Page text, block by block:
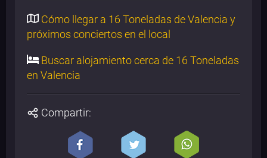
Cómo llegar a 16 Toneladas de Valencia y
próximos conciertos en el local
Buscar alojamiento cerca de 16 Toneladas
en Valencia
Compartir: